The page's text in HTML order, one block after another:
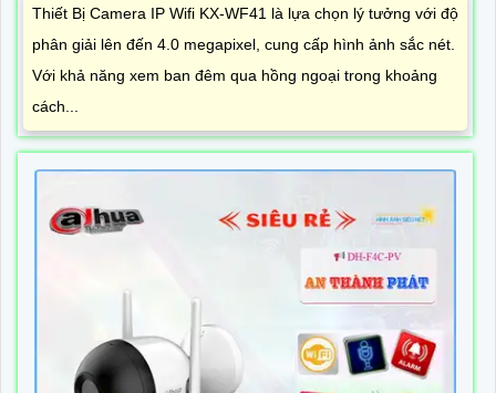
Thiết Bị Camera IP Wifi KX-WF41 là lựa chọn lý tưởng với độ
phân giải lên đến 4.0 megapixel, cung cấp hình ảnh sắc nét.
Với khả năng xem ban đêm qua hồng ngoại trong khoảng
cách...